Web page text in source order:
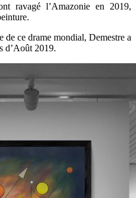
ravagé l’Amazonie en 2019,
de ce drame mondial, Demestre a
d’Août 2019.